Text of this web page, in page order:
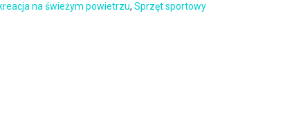
na świeżym powietrzu,Sprzęt sportowy